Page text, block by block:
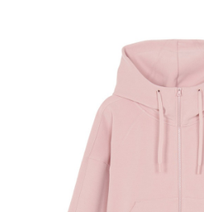
每筆NT$80，滿NT$699(含以上)免運費